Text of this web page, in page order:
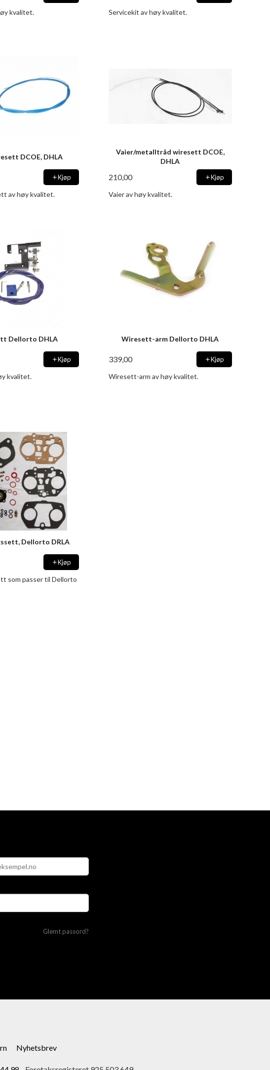
kvalitet. Servicekit av høy kvalitet.
DCOE, DHLA
Kjøp
av høy kvalitet.
Vaier/metalltråd wiresett DCOE,
DHLA
210,00 Kjøp
Vaier av høy kvalitet.
Dellorto DHLA
Kjøp
kvalitet.
Wiresett-arm Dellorto DHLA
339,00 Kjøp
Wiresett-arm av høy kvalitet.
Dellorto DRLA
Kjøp
som passer til Dellorto
Glemt passord?
Nyhetsbrev